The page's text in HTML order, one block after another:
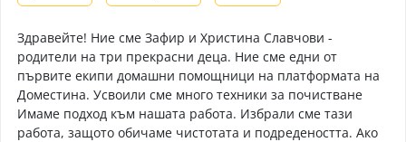
Здравейте! Ние сме Зафир и Христина Славчови -
родители на три прекрасни деца. Ние сме едни от
първите екипи домашни помощници на платформата на
Доместина. Усвоили сме много техники за почистване
Имаме подход към нашата работа. Избрали сме тази
работа, защото обичаме чистотата и подредеността. Ако